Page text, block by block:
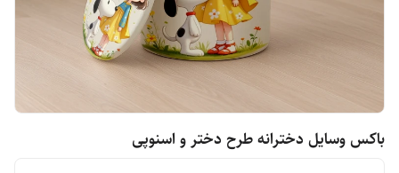
باکس وسایل دخترانه طرح دختر و اسنوپی